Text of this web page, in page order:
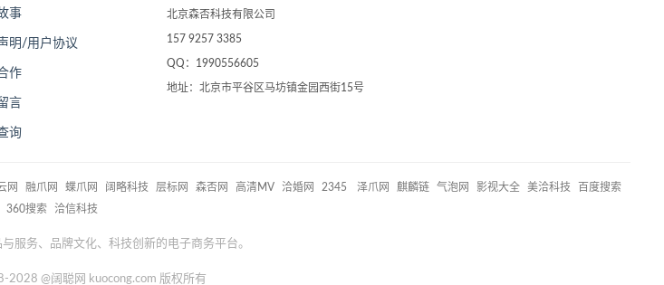
事
明/用户协议
作
言
询
北京森否科技有限公司
157 9257 3385
QQ：1990556605
地址：北京市平谷区马坊镇金园西街15号
网 融爪网 蝶爪网 阔略科技 层标网 森否网 高清MV 洽婚网 2345 泽爪网 麒麟链 气泡网 影视大全 美洽科技
百度搜索
360搜索
洽信科技
服务、品牌文化、科技创新的电子商务平台。
2028 @阔聪网 kuocong.com 版权所有